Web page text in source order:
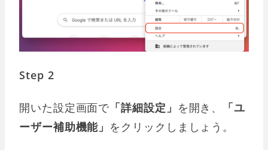
Step 2
開いた設定画面で 「詳細設定」 を開き、
「ユ
ーザー補助機能」 をクリックしましょう。